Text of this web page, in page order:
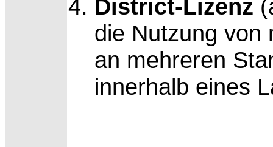
District-Lizenz
die Nutzung von
an mehreren
innerhalb eines